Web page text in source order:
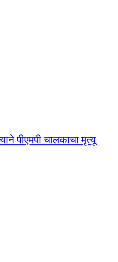
पीएमपी चालकाचा मृत्यू